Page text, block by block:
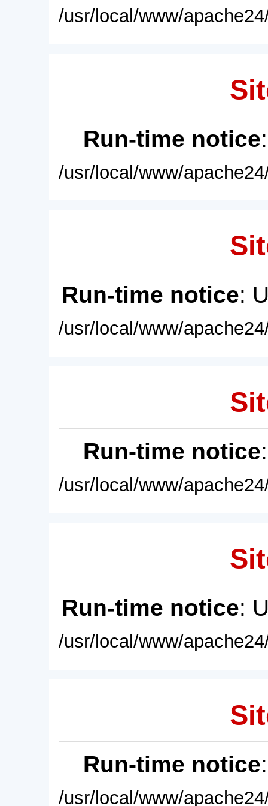
/usr/local/www/
Run-time notice
/usr/local/www/
Run-time notice:
/usr/local/www/
Run-time notice
/usr/local/www/
Run-time notice:
/usr/local/www/
Run-time notice
/usr/local/www/